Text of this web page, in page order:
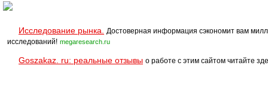
Исследование рынка.
Достоверная информация сэкономит вам
исследований! megaresearch.ru
Goszakaz. ru: реальные отзывы о работе с этим сайтом читайте